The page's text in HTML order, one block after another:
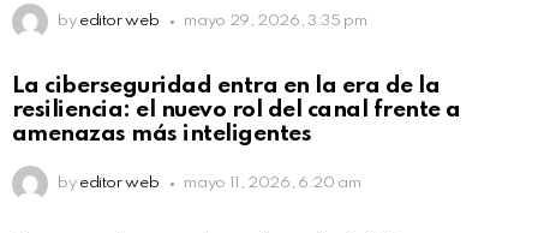
by editor web mayo 29, 2026, 3:35 pm
La ciberseguridad entra en la era de la
resiliencia: el nuevo rol del canal frente a
amenazas más inteligentes
by editor web mayo 11, 2026, 6:20 am